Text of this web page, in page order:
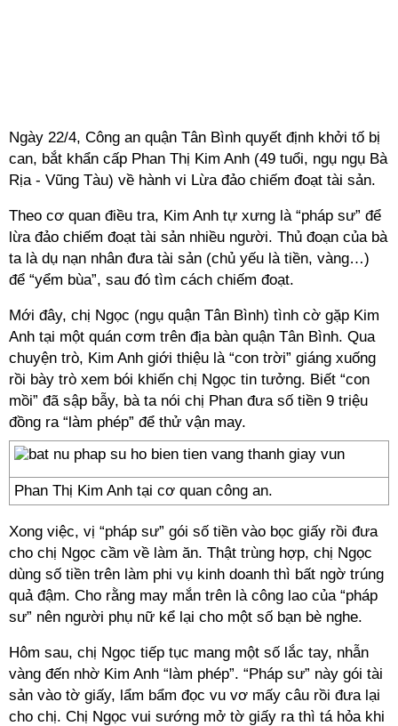
Ngày 22/4, Công an quận Tân Bình quyết định khởi tố bị
can, bắt khẩn cấp Phan Thị Kim Anh (49 tuổi, ngụ ngụ Bà
Rịa - Vũng Tàu) về hành vi Lừa đảo chiếm đoạt tài sản.
Theo cơ quan điều tra, Kim Anh tự xưng là “pháp sư” để
lừa đảo chiếm đoạt tài sản nhiều người. Thủ đoạn của bà
ta là dụ nạn nhân đưa tài sản (chủ yếu là tiền, vàng…)
để “yểm bùa”, sau đó tìm cách chiếm đoạt.
Mới đây, chị Ngọc (ngụ quận Tân Bình) tình cờ gặp Kim
Anh tại một quán cơm trên địa bàn quận Tân Bình. Qua
chuyện trò, Kim Anh giới thiệu là “con trời” giáng xuống
rồi bày trò xem bói khiến chị Ngọc tin tưởng. Biết “con
mồi” đã sập bẫy, bà ta nói chị Phan đưa số tiền 9 triệu
đồng ra “làm phép” để thử vận may.
Phan Thị Kim Anh tại cơ quan công an.
Xong việc, vị “pháp sư” gói số tiền vào bọc giấy rồi đưa
cho chị Ngọc cầm về làm ăn. Thật trùng hợp, chị Ngọc
dùng số tiền trên làm phi vụ kinh doanh thì bất ngờ trúng
quả đậm. Cho rằng may mắn trên là công lao của “pháp
sư” nên người phụ nữ kể lại cho một số bạn bè nghe.
Hôm sau, chị Ngọc tiếp tục mang một số lắc tay, nhẫn
vàng đến nhờ Kim Anh “làm phép”. “Pháp sư” này gói tài
sản vào tờ giấy, lẩm bẩm đọc vu vơ mấy câu rồi đưa lại
cho chị. Chị Ngọc vui sướng mở tờ giấy ra thì tá hỏa khi